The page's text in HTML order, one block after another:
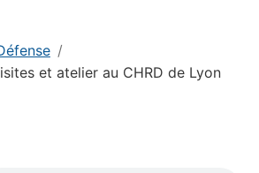
et atelier au CHRD de Lyon